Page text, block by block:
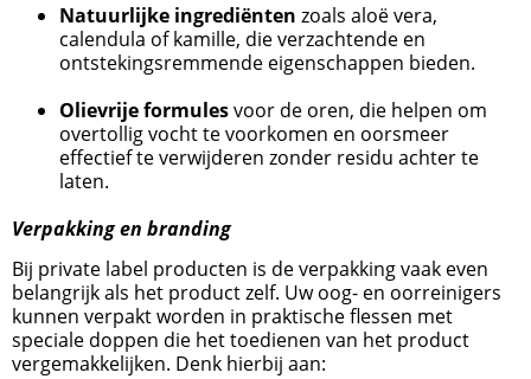
Natuurlijke ingrediënten zoals aloë vera,
calendula of kamille, die verzachtende en
ontstekingsremmende eigenschappen bieden.
Olievrije formulesvoor de oren, die helpen om
overtollig vocht te voorkomen en oorsmeer
effectief te verwijderen zonder residu achter te
laten.
Verpakking en branding
Bij private label producten is de verpakking vaak even
belangrijk als het product zelf. Uw oog- en oorreinigers
kunnen verpakt worden in praktische flessen met
speciale doppen die het toedienen van het product
vergemakkelijken. Denk hierbij aan: